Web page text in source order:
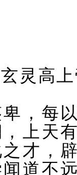
灵高
，每
上天
才，
道不